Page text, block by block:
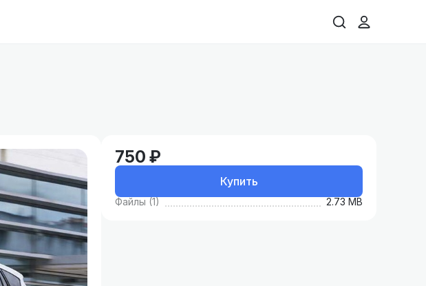
750 ₽
Купить
Файлы (1) 2.73 MB